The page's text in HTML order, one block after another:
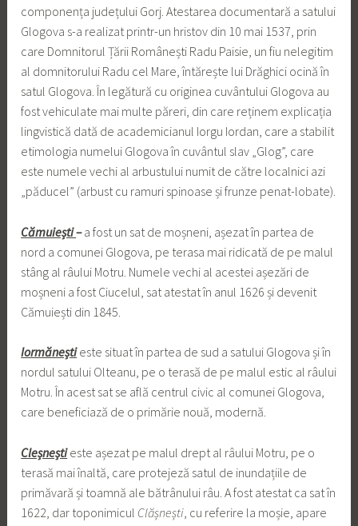
componența județului Gorj. Atestarea documentară a satului
Glogova s-a realizat printr-un hristov din 10 mai 1537, prin
care Domnitorul Țării Românești Radu Paisie, un fiu nelegitim
al domnitorului Radu cel Mare, întărește lui Drăghici ocină în
satul Glogova. În legătură cu originea cuvântului Glogova au
fost vehiculate mai multe păreri, din care reținem explicația
lingvistică dată de academicianul Iorgu Iordan, care a stabilit
etimologia numelui Glogova în cuvântul slav „Glog”, care
este numele vechi al arbustului numit de către localnici azi
„păducel” (arbust cu ramuri spinoase și frunze penat-lobate).
Cămuiești–a fost un sat de moșneni, așezat în partea de
nord a comunei Glogova, pe terasa mai ridicată de pe malul
stâng al râului Motru. Numele vechi al acestei așezări de
moșneni a fost Ciucelul, sat atestat în anul 1626 și devenit
Cămuiești din 1845.
Iormăneștieste situat în partea de sud a satului Glogova și în
nordul satului Olteanu, pe o terasă de pe malul estic al râului
Motru. În acest sat se află centrul civic al comunei Glogova,
care beneficiază de o primărie nouă, modernă.
Cleșneștieste așezat pe malul drept al râului Motru, pe o
terasă mai înaltă, care protejeză satul de inundațiile de
primăvară și toamnă ale bătrânului râu. A fost atestat ca sat în
1622, dar toponimicul Clășnești , cu referire la moșie, apare